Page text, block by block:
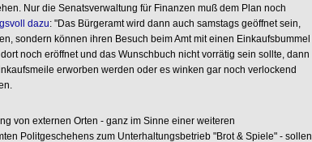
Nur die Senatsverwaltung für Finanzen muß dem Plan noch
dazu: "Das Bürgeramt wird dann auch samstags geöffnet sein,
sondern können ihren Besuch beim Amt mit einen Einkaufsbummel
noch eröffnet und das Wunschbuch nicht vorrätig sein sollte, dann
erworben werden oder es winken gar noch verlockend
von externen Orten - ganz im Sinne einer weiteren
Politgeschehens zum Unterhaltungsbetrieb "Brot & Spiele" - sollen